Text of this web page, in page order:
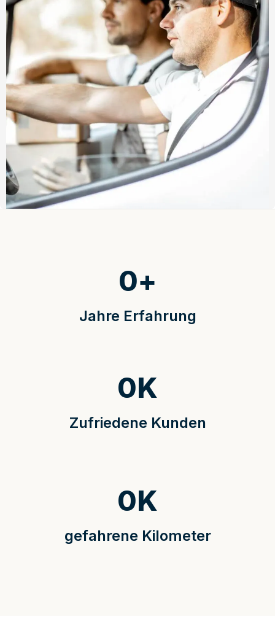
Jahre Erfahrung
0+
Zufriedene Kunden
0K
gefahrene Kilometer
0K